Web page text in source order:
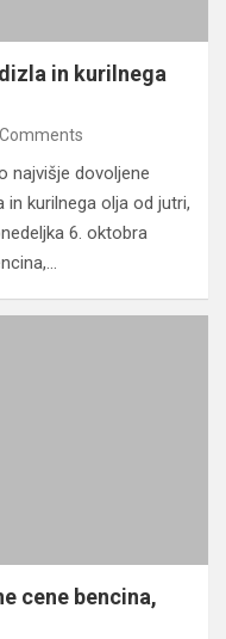
in kurilnega
najvišje dovoljene
kurilnega olja od jutri,
6. oktobra
cene bencina,